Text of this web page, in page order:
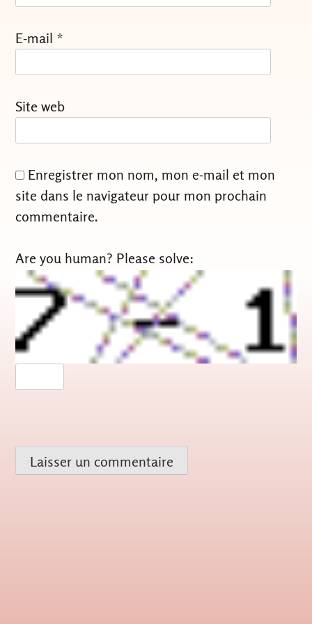
E-mail *
Site web
Enregistrer mon nom, mon e-mail et mon
site dans le navigateur pour mon prochain
commentaire.
Are you human? Please solve: